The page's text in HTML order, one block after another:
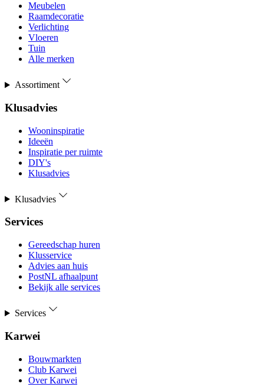
Meubelen
Raamdecoratie
Verlichting
Vloeren
Tuin
Alle merken
Assortiment
Klusadvies
Wooninspiratie
Ideeën
Inspiratie per ruimte
DIY's
Klusadvies
Klusadvies
Services
Gereedschap huren
Klusservice
Advies aan huis
PostNL afhaalpunt
Bekijk alle services
Services
Karwei
Bouwmarkten
Club Karwei
Over Karwei